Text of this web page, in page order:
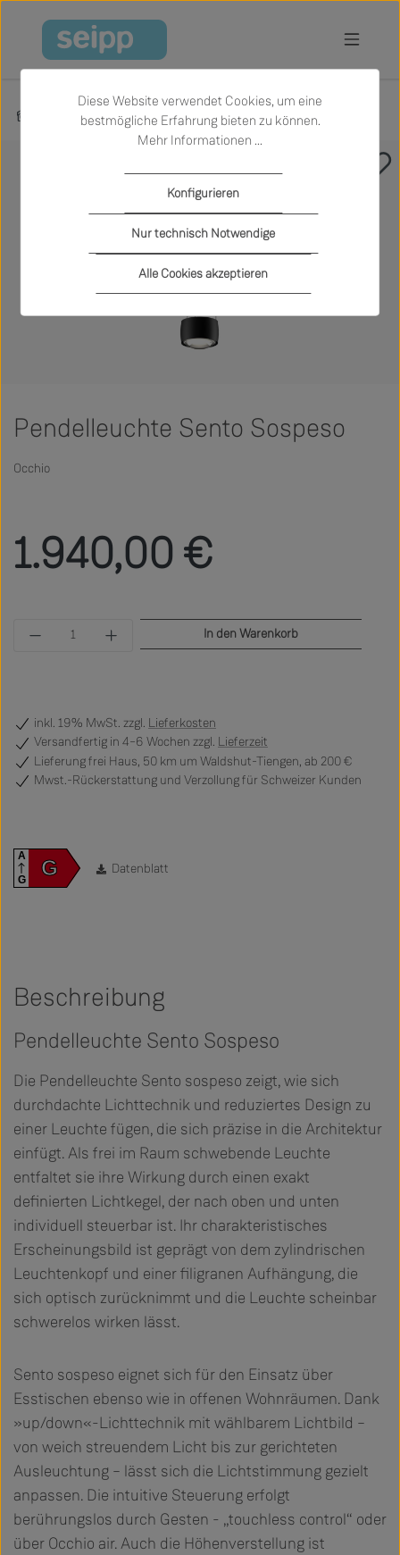
Zum Hauptinhalt springen
Produkte Licht Hängeleuchten
Pendelleuchte Sento Sospeso
Occhio
1.940,00 €
Produkt Anzahl: Gib den gewünschten Wert
In den Warenkorb
inkl. 19% MwSt. zzgl. Lieferkosten
Versandfertig in 4–6 Wochen zzgl. Lieferzeit
Lieferung frei Haus, 50 km um Waldshut-Tiengen, ab 200 €
Mwst.-Rückerstattung und Verzollung für Schweizer Kunden
G
A
G
Datenblatt
Beschreibung
Pendelleuchte Sento Sospeso
Die Pendelleuchte Sento sospeso zeigt, wie sich
durchdachte Lichttechnik und reduziertes Design zu
einer Leuchte fügen, die sich präzise in die Architektur
einfügt. Als frei im Raum schwebende Leuchte
entfaltet sie ihre Wirkung durch einen exakt
definierten Lichtkegel, der nach oben und unten
individuell steuerbar ist. Ihr charakteristisches
Erscheinungsbild ist geprägt von dem zylindrischen
Leuchtenkopf und einer filigranen Aufhängung, die
sich optisch zurücknimmt und die Leuchte scheinbar
schwerelos wirken lässt.
Sento sospeso eignet sich für den Einsatz über
Esstischen ebenso wie in offenen Wohnräumen. Dank
»up/down«-Lichttechnik mit wählbarem Lichtbild –
von weich streuendem Licht bis zur gerichteten
Ausleuchtung – lässt sich die Lichtstimmung gezielt
anpassen. Die intuitive Steuerung erfolgt
berührungslos durch Gesten - „touchless control“ oder
über Occhio air. Auch die Höhenverstellung ist
Diese Website verwendet Cookies, um eine
bestmögliche Erfahrung bieten zu können.
Mehr Informationen ...
Nur technisch Notwendige
Konfigurieren
Alle Cookies akzeptieren